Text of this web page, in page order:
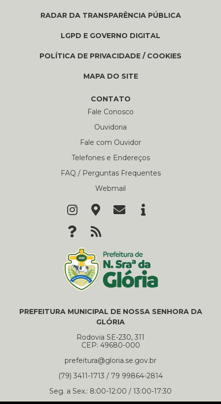
RADAR DA TRANSPARÊNCIA PÚBLICA
LGPD E GOVERNO DIGITAL
POLÍTICA DE PRIVACIDADE / COOKIES
MAPA DO SITE
CONTATO
Fale Conosco
Ouvidoria
Fale com Ouvidor
Telefones e Endereços
FAQ / Perguntas Frequentes
Webmail
PREFEITURA MUNICIPAL DE NOSSA SENHORA DA
GLÓRIA
Rodovia SE-230, 311
CEP: 49680-000
prefeitura@gloria.se.gov.br
(79) 3411-1713 / 79 99864-2814
Seg. a Sex.: 8:00-12:00 / 13:00-17:30